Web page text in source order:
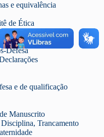
e equivalência
de Ética
3
Pós-doutoral
Defesa
e de qualificação
Manuscrito
Trancamento